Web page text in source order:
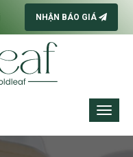
NHẬN BÁO GIÁ